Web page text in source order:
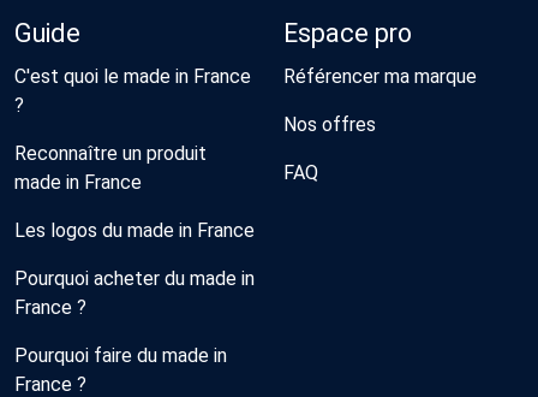
Guide
C'est quoi le made in France
?
Reconnaître un produit
made in France
Les logos du made in France
Pourquoi acheter du made in
France ?
Pourquoi faire du made in
France ?
Espace pro
Référencer ma marque
Nos offres
FAQ